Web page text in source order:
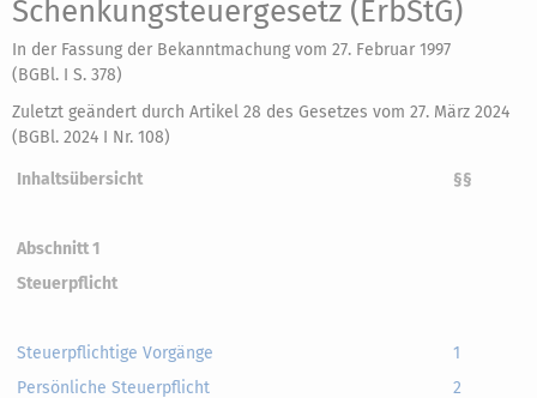
Schenkungsteuergesetz (ErbStG)
In der Fassung der Bekanntmachung vom 27. Februar 1997
(BGBl. I S. 378)
Zuletzt geändert durch Artikel 28 des Gesetzes vom 27. März 2024
(BGBl. 2024 I Nr. 108)
Inhaltsübersicht §§
Abschnitt 1
Steuerpflicht
Steuerpflichtige Vorgänge
1
Persönliche Steuerpflicht
2